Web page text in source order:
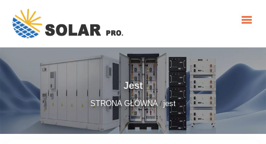
Jest
STRONA GŁÓWNA / jest